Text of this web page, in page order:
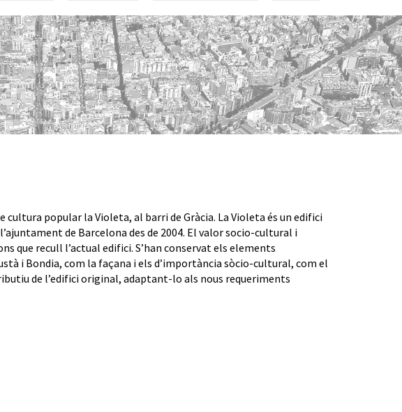
cultura popular la Violeta, al barri de Gràcia. La Violeta és un edifici
de Barcelona des de 2004. El valor socio-cultural i
que recull l’actual edifici. S’han conservat els elements
i Bondia, com la façana i els d’importància sòcio-cultural, com el
de l’edifici original, adaptant-lo als nous requeriments